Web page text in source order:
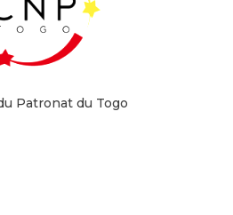
Patronat du Togo